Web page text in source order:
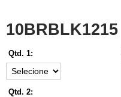
10BRBLK1215
Qtd. 1:
Qtd. 2: